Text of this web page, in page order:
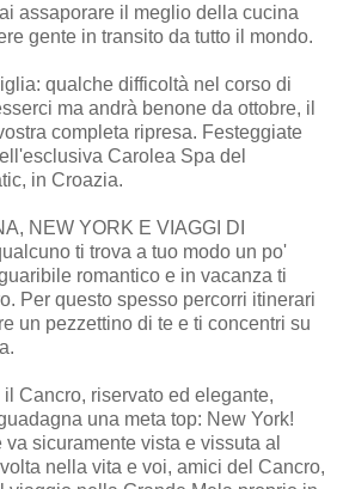
assaporare il meglio della cucina
gente in transito da tutto il mondo.
qualche difficoltà nel corso di
ma andrà benone da ottobre, il
completa ripresa. Festeggiate
Carolea Spa del
in Croazia.
NEW YORK E VIAGGI DI
ti trova a tuo modo un po'
romantico e in vacanza ti
Per questo spesso percorri itinerari
un pezzettino di te e ti concentri su
Cancro, riservato ed elegante,
una meta top: New York!
sicuramente vista e vissuta al
nella vita e voi, amici del Cancro,